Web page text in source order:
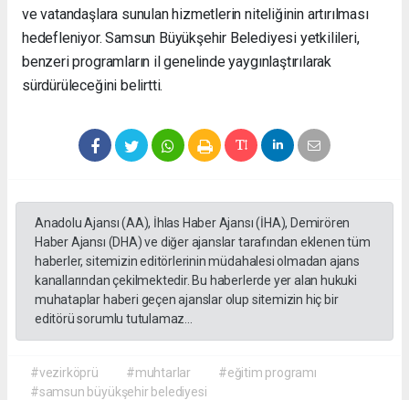
ve vatandaşlara sunulan hizmetlerin niteliğinin artırılması
hedefleniyor. Samsun Büyükşehir Belediyesi yetkilileri,
benzeri programların il genelinde yaygınlaştırılarak
sürdürüleceğini belirtti.
Anadolu Ajansı (AA), İhlas Haber Ajansı (İHA), Demirören
Haber Ajansı (DHA) ve diğer ajanslar tarafından eklenen tüm
haberler, sitemizin editörlerinin müdahalesi olmadan ajans
kanallarından çekilmektedir. Bu haberlerde yer alan hukuki
muhataplar haberi geçen ajanslar olup sitemizin hiç bir
editörü sorumlu tutulamaz...
#vezirköprü #muhtarlar
#eğitim programı
#samsun büyükşehir belediyesi